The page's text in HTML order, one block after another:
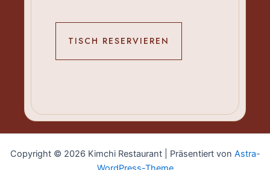
TISCH RESERVIEREN
Copyright © 2026 Kimchi Restaurant | Präsentiert von Astra-